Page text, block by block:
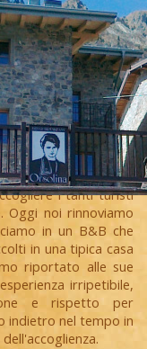
sin dagli anni
sorta di bed and
i tanti turisti
Oggi noi rinnoviamo
in un B&B che
in una tipica casa
riportato alle sue
irripetibile,
e rispetto per
indietro nel tempo in